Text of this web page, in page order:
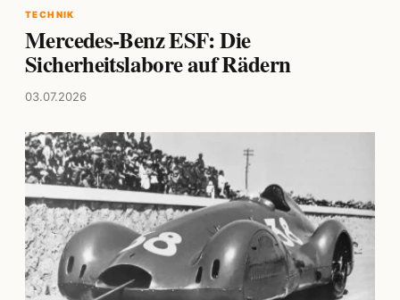
TECHNIK
Mercedes-Benz ESF: Die
Sicherheitslabore auf Rädern
03.07.2026